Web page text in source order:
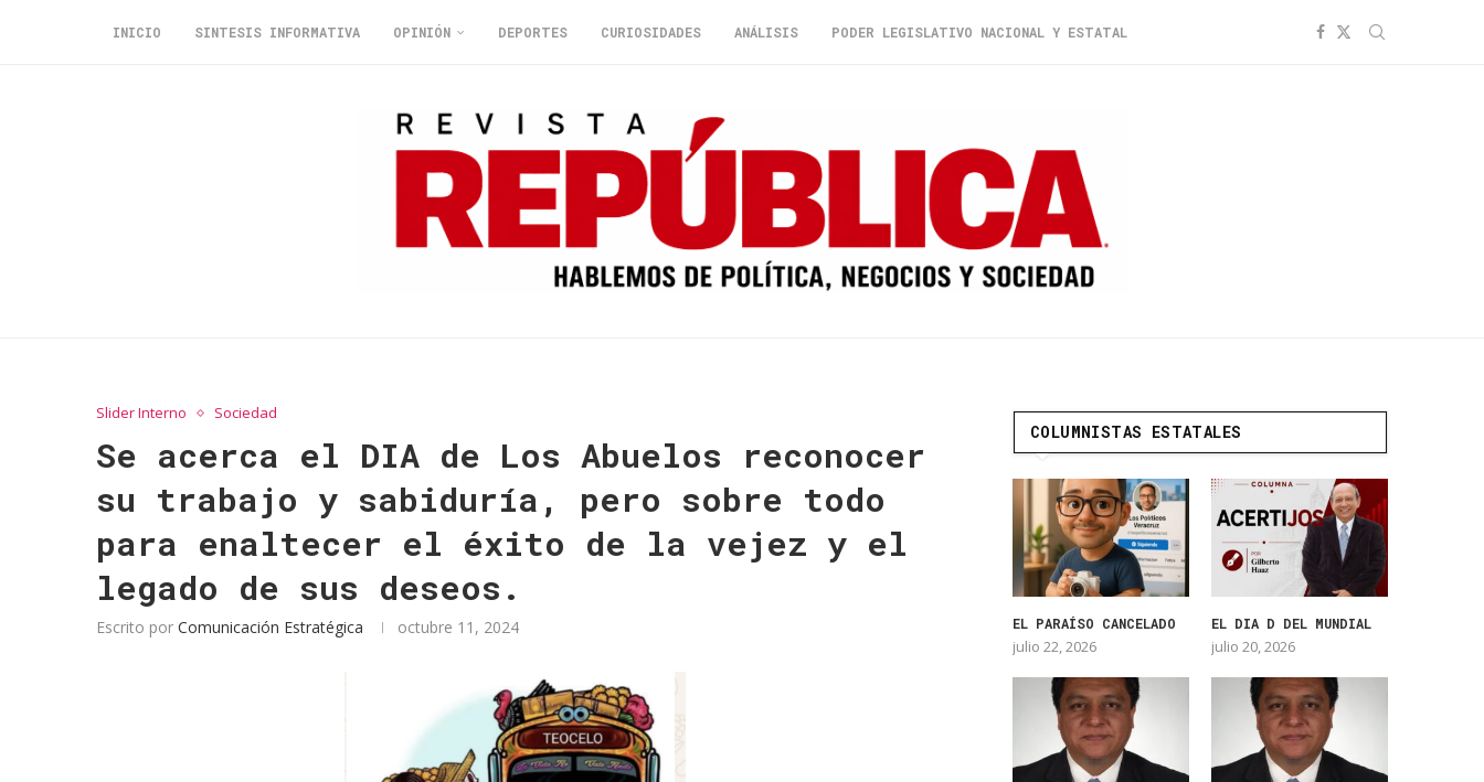
INICIO SINTESIS INFORMATIVA OPINIÓN DEPORTES CURIOSIDADES ANÁLISIS PODER LEGISLATIVO NACIONAL Y ESTATAL
Slider Interno Sociedad
Se acerca el DIA de Los Abuelos reconocer
su trabajo y sabiduría, pero sobre todo
para enaltecer el éxito de la vejez y el
legado de sus deseos.
Escrito por Comunicación Estratégica octubre 11, 2024
COLUMNISTAS ESTATALES
EL PARAÍSO CANCELADO
julio 22, 2026
EL DIA D DEL MUNDIAL
julio 20, 2026